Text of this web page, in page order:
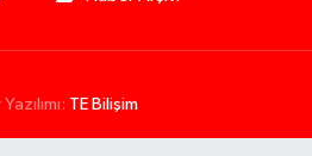
TE Bilişim